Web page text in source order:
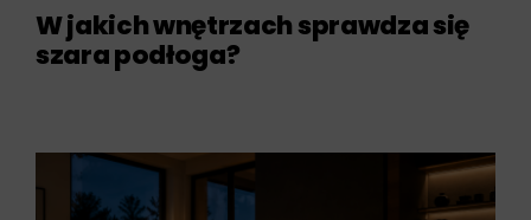
W jakich wnętrzach sprawdza się
szara podłoga?